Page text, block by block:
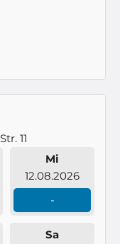
11
Mi
12.08.2026
-
Sa